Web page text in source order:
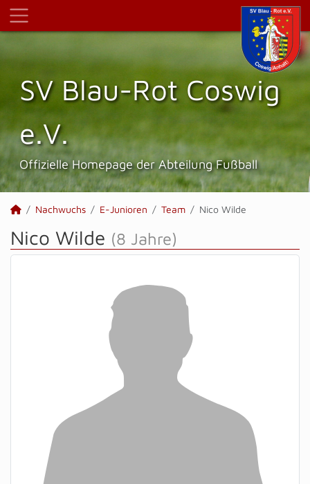
SV Blau-Rot Coswig
e.V.
Offizielle Homepage der Abteilung Fußball
Nachwuchs E-Junioren Team Nico Wilde
Nico Wilde (8 Jahre)